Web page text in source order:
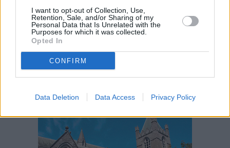
I want to opt-out of Collection, Use,
Retention, Sale, and/or Sharing of my
Personal Data that Is Unrelated with the
Purposes for which it was collected.
Opted In
CONFIRM
Data Deletion Data Access Privacy Policy
kerrotaan verkkosivuilla. Sinne onkin hyvä suunnata
viikolla, jos mielii nähdä kaikki yleisölle avoimet osat.
Kirjastossa käydessä on hyvä katsastaa myös sen
vieressä olevan Leinster Housen eli Irlannin eduskunnan
julkisivu, ja samalla on hyvä vierailla viereisessä